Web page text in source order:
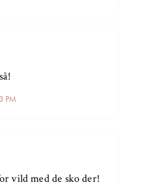
PM
vild med de sko der!